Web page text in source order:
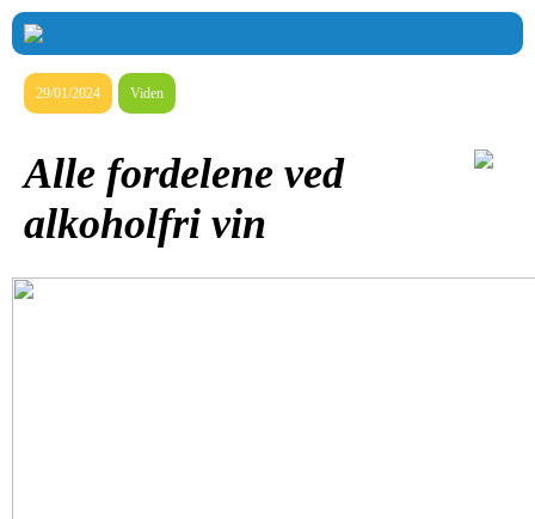
29/01/2024 Viden
Alle fordelene ved
alkoholfri vin